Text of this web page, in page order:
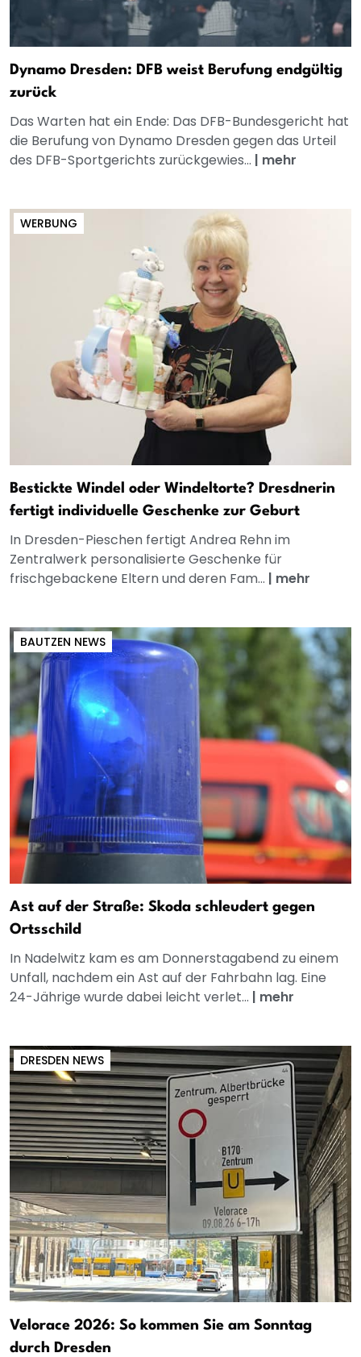
Dynamo Dresden: DFB weist Berufung endgültig
zurück
Das Warten hat ein Ende: Das DFB-Bundesgericht hat
die Berufung von Dynamo Dresden gegen das Urteil
des DFB-Sportgerichts zurückgewies... | mehr
WERBUNG
Bestickte Windel oder Windeltorte? Dresdnerin
fertigt individuelle Geschenke zur Geburt
In Dresden-Pieschen fertigt Andrea Rehn im
Zentralwerk personalisierte Geschenke für
frischgebackene Eltern und deren Fam... | mehr
BAUTZEN NEWS
Ast auf der Straße: Skoda schleudert gegen
Ortsschild
In Nadelwitz kam es am Donnerstagabend zu einem
Unfall, nachdem ein Ast auf der Fahrbahn lag. Eine
24-Jährige wurde dabei leicht verlet... | mehr
DRESDEN NEWS
Velorace 2026: So kommen Sie am Sonntag
durch Dresden